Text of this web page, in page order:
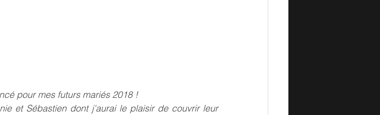
pour mes futurs mariés 2018 !
et Sébastien dont j'aurai le plaisir de couvrir leur